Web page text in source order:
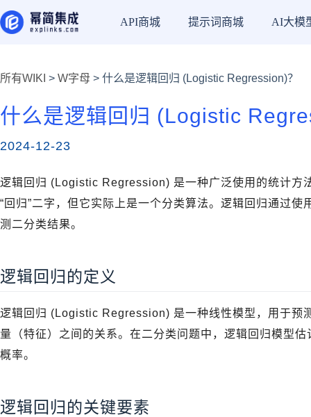
API商城 提示词商城 AI大模
所有WIKI > W字母 > 什么是逻辑回归 (Logistic Regression)？
什么是逻辑回归 (Logistic
2024-12-23
逻辑回归 (Logistic Regression) 是一种广泛使用的统计方
“回归”二字，但它实际上是一个分类算法。逻辑回归通过
测二分类结果。
逻辑回归的定义
逻辑回归 (Logistic Regression) 是一种线性模型，用于预
量（特征）之间的关系。在二分类问题中，逻辑回归模型
概率。
逻辑回归的关键要素